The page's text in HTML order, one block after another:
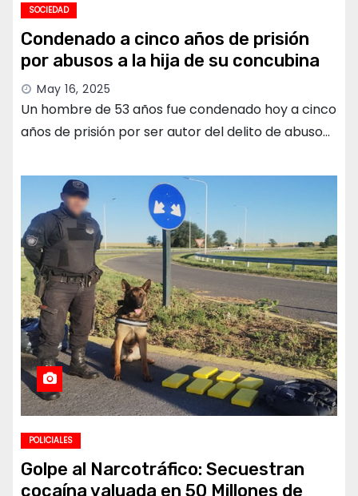
SOCIEDAD
Condenado a cinco años de prisión
por abusos a la hija de su concubina
May 16, 2025
Un hombre de 53 años fue condenado hoy a cinco
años de prisión por ser autor del delito de abuso…
POLICIALES
Golpe al Narcotráfico: Secuestran
cocaína valuada en 50 Millones de